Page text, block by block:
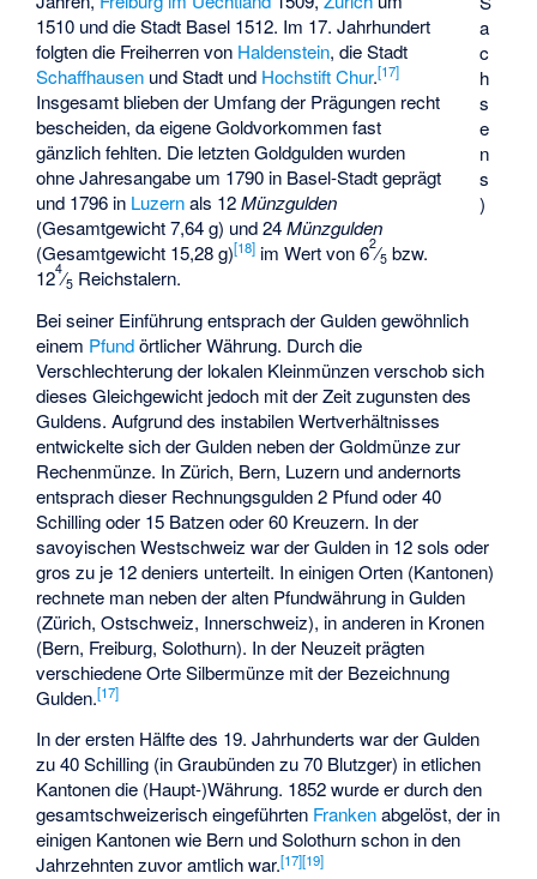
a
c
h
s
e
n
s
)
1510 und die Stadt Basel 1512. Im 17. Jahrhundert
folgten die Freiherren von Haldenstein, die Stadt
Schaffhausen und Stadt und Hochstift Chur.[17]
Insgesamt blieben der Umfang der Prägungen recht
bescheiden, da eigene Goldvorkommen fast
gänzlich fehlten. Die letzten Goldgulden wurden
ohne Jahresangabe um 1790 in Basel-Stadt geprägt
und 1796 in Luzernals 12Münzgulden
(Gesamtgewicht 7,64 g) und 24Münzgulden
(Gesamtgewicht 15,28 g)[18] im Wert von 62⁄5 bzw.
124⁄5 Reichstalern.
Bei seiner Einführung entsprach der Gulden gewöhnlich
einem Pfundörtlicher Währung. Durch die
Verschlechterung der lokalen Kleinmünzen verschob sich
dieses Gleichgewicht jedoch mit der Zeit zugunsten des
Guldens. Aufgrund des instabilen Wertverhältnisses
entwickelte sich der Gulden neben der Goldmünze zur
Rechenmünze. In Zürich, Bern, Luzern und andernorts
entsprach dieser Rechnungsgulden 2 Pfund oder 40
Schilling oder 15 Batzen oder 60 Kreuzern. In der
savoyischen Westschweiz war der Gulden in 12 sols oder
gros zu je 12 deniers unterteilt. In einigen Orten (Kantonen)
rechnete man neben der alten Pfundwährung in Gulden
(Zürich, Ostschweiz, Innerschweiz), in anderen in Kronen
(Bern, Freiburg, Solothurn). In der Neuzeit prägten
verschiedene Orte Silbermünze mit der Bezeichnung
Gulden.[17]
In der ersten Hälfte des 19. Jahrhunderts war der Gulden
zu 40 Schilling (in Graubünden zu 70 Blutzger) in etlichen
Kantonen die (Haupt-)Währung. 1852 wurde er durch den
gesamtschweizerisch eingeführten Frankenabgelöst, der in
einigen Kantonen wie Bern und Solothurn schon in den
Jahrzehnten zuvor amtlich war.[17][19]